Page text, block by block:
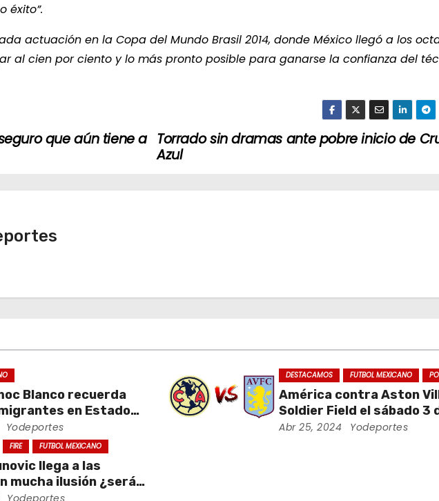
éxito”.
actuación en la Copa del Mundo Brasil 2014, donde México llegó a los
al cien por ciento y lo más pronto posible para ganarse la confianza del
Torrado sin dramas ante pobre inicio de
Azul
que aún tiene a
Blanco recuerda
en Estados
gente trabajadora
Yodeportes
DESTACAMOS FUTBOL MEXICANO
América contra Aston
Soldier Field el sábado 3
agosto
Abr 25, 2024 Yodeportes
FIRE FUTBOL MEXICANO
llega a las
mucha ilusión ¿será
Yodeportes